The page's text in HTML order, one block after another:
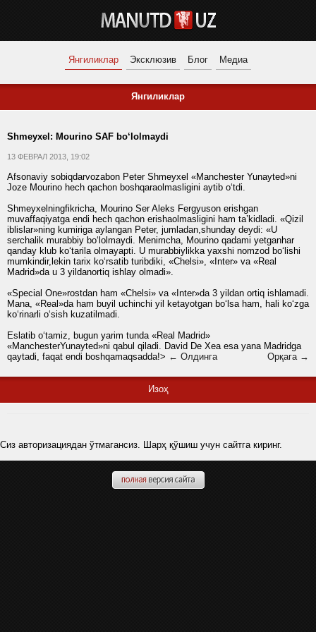
Янгиликлар Эксклюзив Блог Медиа
Янгиликлар
Shmeyxel: Mourino SAF bo‘lolmaydi
13 ФЕВРАЛ 2013, 19:02
Afsonaviy sobiqdarvozabon Peter Shmeyxel «Manchester Yunayted»ni
Joze Mourino hech qachon boshqaraolmasligini aytib o‘tdi.
Shmeyxelningfikricha, Mourino Ser Aleks Fergyuson erishgan
muvaffaqiyatga endi hech qachon erishaolmasligini ham ta’kidladi. «Qizil
iblislar»ning kumiriga aylangan Peter, jumladan,shunday deydi: «U
serchalik murabbiy bo‘lolmaydi. Menimcha, Mourino qadami yetganhar
qanday klub ko‘tarila olmayapti. U murabbiylikka yaxshi nomzod bo‘lishi
mumkindir,lekin tarix ko‘rsatib turibdiki, «Chelsi», «Inter» va «Real
Madrid»da u 3 yildanortiq ishlay olmadi».
«Special One»rostdan ham «Chelsi» va «Inter»da 3 yildan ortiq ishlamadi.
Mana, «Real»da ham buyil uchinchi yil ketayotgan bo‘lsa ham, hali ko‘zga
ko‘rinarli o‘sish kuzatilmadi.
Eslatib o‘tamiz, bugun yarim tunda «Real Madrid»
«ManchesterYunayted»ni qabul qiladi. David De Xea esa yana Madridga
qaytadi, faqat endi boshqamaqsadda!> ← Олдинга Орқага →
Изоҳ
Сиз авторизациядан ўтмагансиз. Шарҳ қўшиш учун сайтга киринг.